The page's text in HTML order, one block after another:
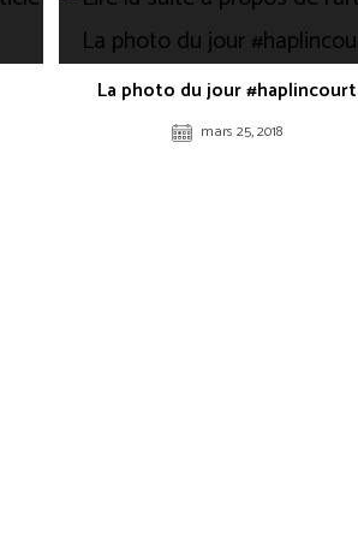
La photo du jour #haplincourt
mars 25, 2018